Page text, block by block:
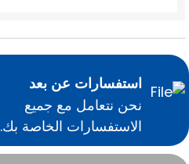
استفسارات عن بعد
نحن نتعامل مع جميع
الاستفسارات الخاصة بك.